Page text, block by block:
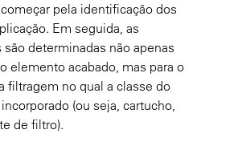
pela identificação dos
Em seguida, as
determinadas não apenas
elemento acabado, mas para o
filtragem no qual a classe do
(ou seja, cartucho,
de filtro).